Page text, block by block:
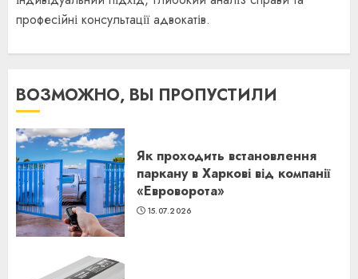
професійні консультації адвокатів.
ВОЗМОЖНО, ВЫ ПРОПУСТИЛИ
Як проходить встановлення
паркану в Харкові від компанії
«Евроворота»
15.07.2026